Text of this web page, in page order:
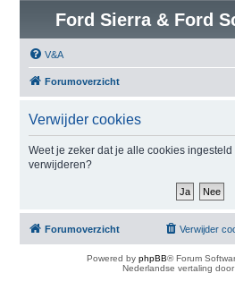
Ford Sierra & Ford
V&A
Forumoverzicht
Verwijder cookies
Weet je zeker dat je alle cookies ingesteld
verwijderen?
Forumoverzicht Verwijder
Powered by phpBB® Forum
Nederlandse vertaling door